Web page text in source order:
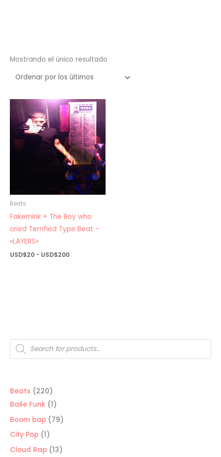
Búsqueda
de
productos
Beats 220220
productos
Baile Funk 11
producto
Boom bap 7979
City Pop 11
producto
Cloud Rap 1313
Mostrando el único resultado
Beats
Fakemink + The Boy who
cried Terrified Type Beat –
«LAYERS»
USD$20 - USD$200Rango